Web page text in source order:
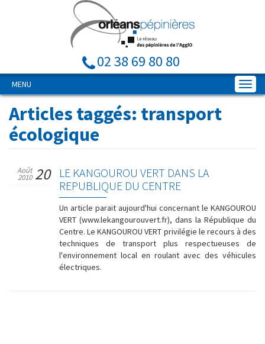
02 38 69 80 80
MENU
Articles taggés: transport
écologique
LE KANGOUROU VERT DANS LA
REPUBLIQUE DU CENTRE
Août
2010 20
Un article parait aujourd'hui concernant le KANGOUROU
VERT (www.lekangourouvert.fr), dans la République du
Centre. Le KANGOUROU VERT privilégie le recours à des
techniques de transport plus respectueuses de
l'environnement local en roulant avec des véhicules
électriques.